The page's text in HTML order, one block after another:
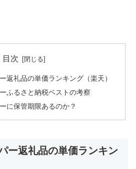
目次
返礼品の単価ランキング（楽天）
ふるさと納税ベストの考察
に保管期限あるのか？
ー返礼品の単価ランキン